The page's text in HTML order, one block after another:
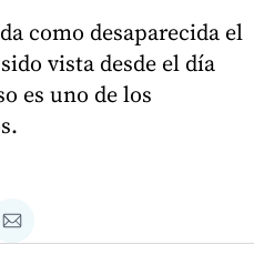
como desaparecida el
vista desde el día
es uno de los
Compartir
via